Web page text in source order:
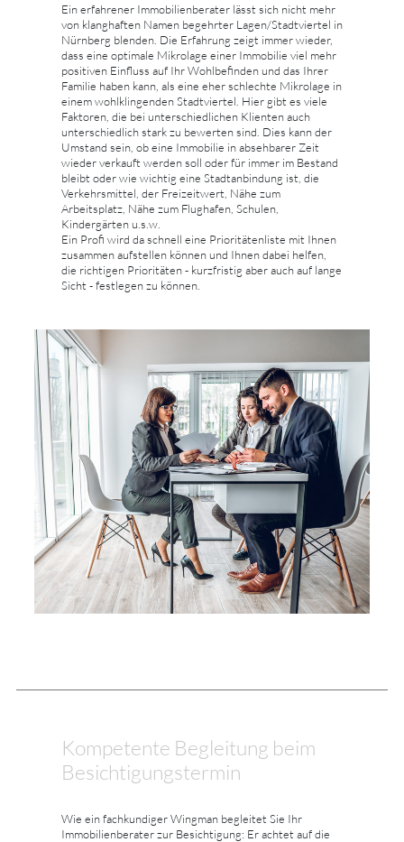
Ein erfahrener Immobilienberater lässt sich nicht mehr
von klanghaften Namen begehrter Lagen/Stadtviertel in
Nürnberg blenden. Die Erfahrung zeigt immer wieder,
dass eine optimale Mikrolage einer Immobilie viel mehr
positiven Einfluss auf Ihr Wohlbefinden und das Ihrer
Familie haben kann, als eine eher schlechte Mikrolage in
einem wohlklingenden Stadtviertel. Hier gibt es viele
Faktoren, die bei unterschiedlichen Klienten auch
unterschiedlich stark zu bewerten sind. Dies kann der
Umstand sein, ob eine Immobilie in absehbarer Zeit
wieder verkauft werden soll oder für immer im Bestand
bleibt oder wie wichtig eine Stadtanbindung ist, die
Verkehrsmittel, der Freizeitwert, Nähe zum
Arbeitsplatz, Nähe zum Flughafen, Schulen,
Kindergärten u.s.w.
Ein Profi wird da schnell eine Prioritätenliste mit Ihnen
zusammen aufstellen können und Ihnen dabei helfen,
die richtigen Prioritäten - kurzfristig aber auch auf lange
Sicht - festlegen zu können.
Kompetente Begleitung beim
Besichtigungstermin
Wie ein fachkundiger Wingman begleitet Sie Ihr
Immobilienberater zur Besichtigung: Er achtet auf die